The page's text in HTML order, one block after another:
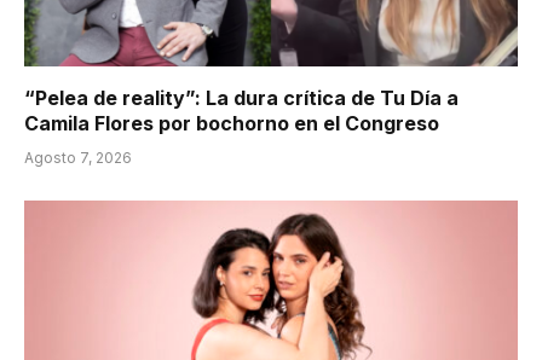
“Pelea de reality”: La dura crítica de Tu Día a
Camila Flores por bochorno en el Congreso
Agosto 7, 2026